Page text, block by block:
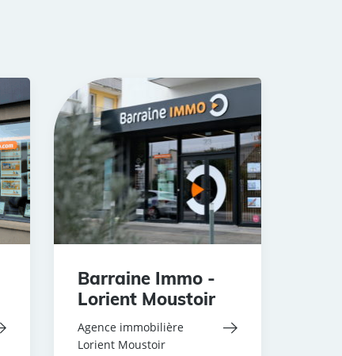
Barraine Immo -
Lorient Moustoir
Agence immobilière
Lorient Moustoir